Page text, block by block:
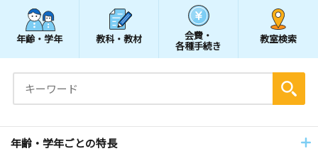
年齢・学年 教科・教材 会費・
各種手続き
教室検索
年齢・学年ごとの特長